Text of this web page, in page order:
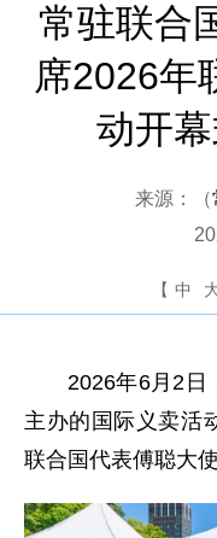
常驻联合
席2026年
动开
来源：（
【 中
2026年6月2日
主办的国际义卖活
联合国代表傅聪大